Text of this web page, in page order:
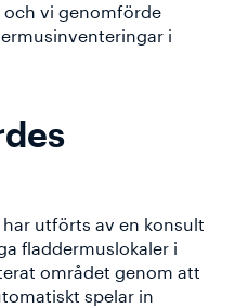
vi genomförde
i
utförts av en konsult
fladdermuslokaler i
området genom att
spelar in